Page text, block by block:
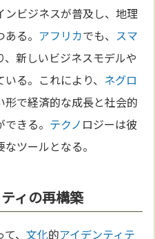
ンビジネスが普及し、地理
る。 アフリカでも、 スマ
、新しいビジネスモデルや
る。これにより、 ネグロ
形で経済的な成長と社会的
きる。 テクノ ロジーは彼
ツールとなる。
ィの再構築
て、文化的アイデンティテ